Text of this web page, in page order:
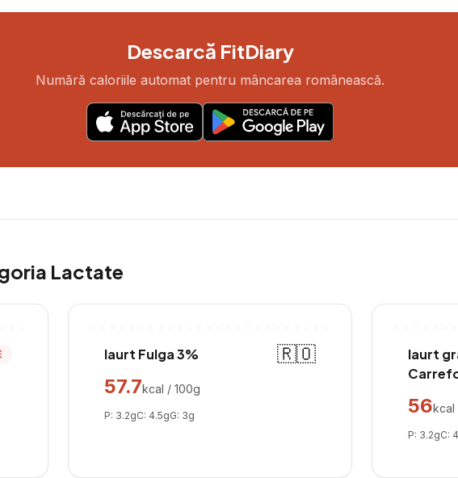
Descarcă FitDiary
Numără caloriile automat pentru mâncarea românească.
Lactate
Iaurt Fulga 3%
🇷🇴
57.7kcal / 100g
P: 3.2gC: 4.5gG: 3g
Iaurt
56kcal
P: 3.2gC: